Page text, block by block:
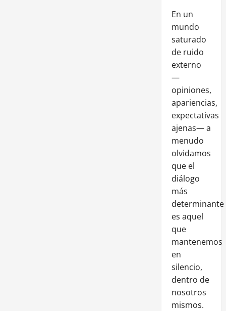
En un
mundo
saturado
de ruido
externo
—
opiniones,
apariencias,
expectativas
ajenas— a
menudo
olvidamos
que el
diálogo
más
determinante
es aquel
que
mantenemos
en
silencio,
dentro de
nosotros
mismos.